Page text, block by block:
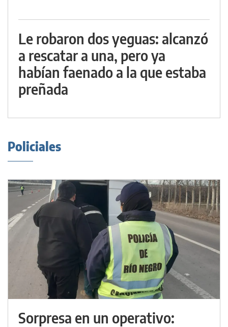
Le robaron dos yeguas: alcanzó
a rescatar a una, pero ya
habían faenado a la que estaba
preñada
Policiales
Sorpresa en un operativo: